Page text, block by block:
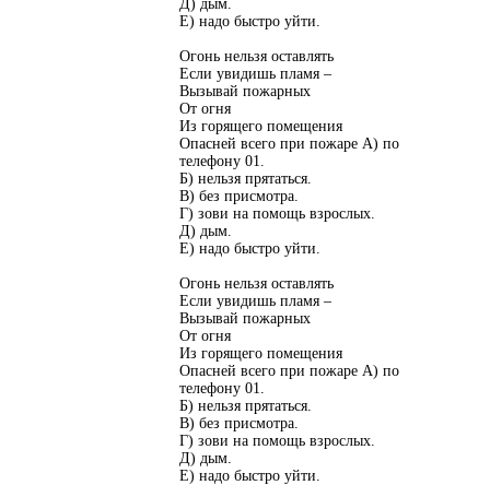
Д) дым.
Е) надо быстро уйти.
Огонь нельзя оставлять
Если увидишь пламя –
Вызывай пожарных
От огня
Из горящего помещения
Опасней всего при пожаре А) по
телефону 01.
Б) нельзя прятаться.
В) без присмотра.
Г) зови на помощь взрослых.
Д) дым.
Е) надо быстро уйти.
Огонь нельзя оставлять
Если увидишь пламя –
Вызывай пожарных
От огня
Из горящего помещения
Опасней всего при пожаре А) по
телефону 01.
Б) нельзя прятаться.
В) без присмотра.
Г) зови на помощь взрослых.
Д) дым.
Е) надо быстро уйти.